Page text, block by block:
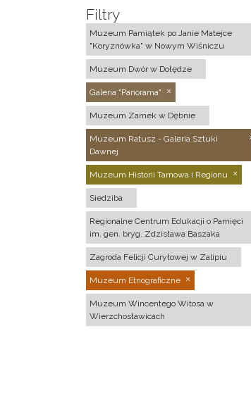
Filtry
Muzeum Pamiątek po Janie Matejce
"Koryznówka" w Nowym Wiśniczu
Muzeum Dwór w Dołędze
Galeria "Panorama"
Muzeum Zamek w Dębnie
Muzeum Ratusz - Galeria Sztuki
Dawnej
Muzeum Historii Tarnowa i Regionu
Siedziba
Regionalne Centrum Edukacji o Pamięci
im. gen. bryg. Zdzisława Baszaka
Zagroda Felicji Curyłowej w Zalipiu
Muzeum Etnograficzne
Muzeum Wincentego Witosa w
Wierzchosławicach